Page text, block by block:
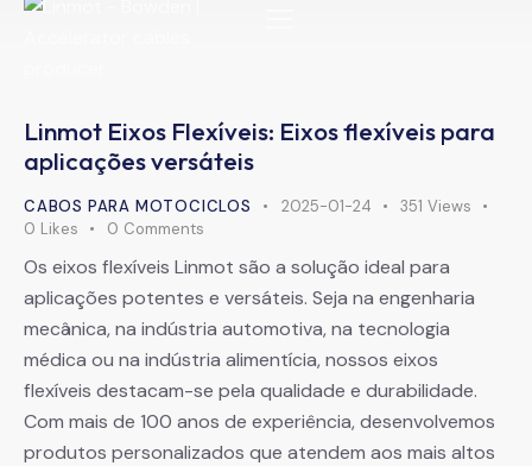
Linmot Eixos Flexíveis: Eixos flexíveis para
aplicações versáteis
CABOS PARA MOTOCICLOS 2025-01-24 351 Views
0 Likes 0 Comments
Os eixos flexíveis Linmot são a solução ideal para
aplicações potentes e versáteis. Seja na engenharia
mecânica, na indústria automotiva, na tecnologia
médica ou na indústria alimentícia, nossos eixos
flexíveis destacam-se pela qualidade e durabilidade.
Com mais de 100 anos de experiência, desenvolvemos
produtos personalizados que atendem aos mais altos